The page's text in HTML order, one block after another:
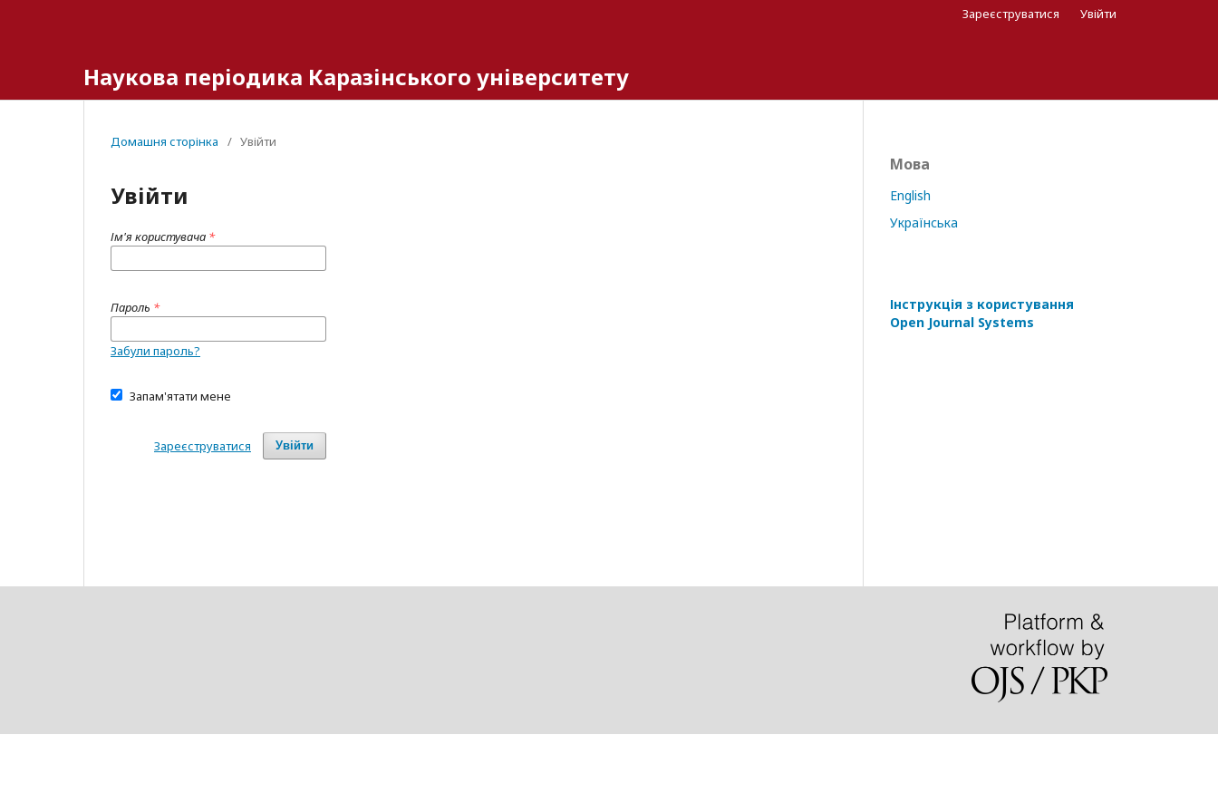
Наукова періодика Каразінського університету
Зареєструватися Увійти
Домашня сторінка / Увійти
Увійти
Ім'я користувача *
Пароль *
Забули пароль?
Запам'ятати мене
Увійти
Зареєструватися
Мова
English
Українська
Інструкція з користування
Open Journal Systems